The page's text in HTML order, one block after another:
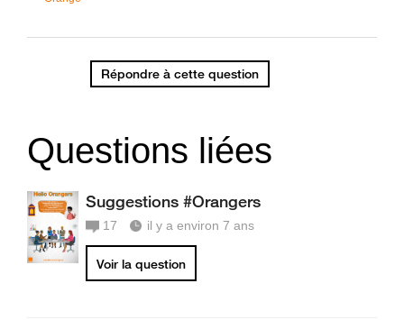
Répondre à cette question
Questions liées
Suggestions #Orangers
17 il y a environ 7 ans
Voir la question